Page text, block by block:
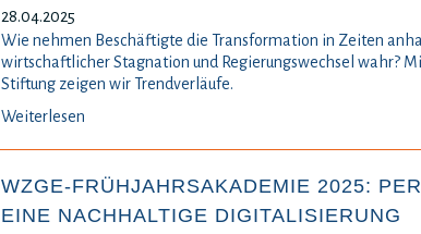
28.04.2025
Wie nehmen Beschäftigte die Transformation in Zeiten
wirtschaftlicher Stagnation und Regierungswechsel wahr?
Stiftung zeigen wir Trendverläufe.
Weiterlesen
WZGE-FRÜHJAHRSAKADEMIE 2025:
EINE NACHHALTIGE DIGITALISIERUNG